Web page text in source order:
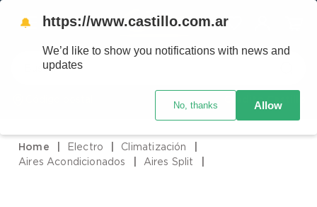
Buscar
Crédito Castillo
Electro
Climatización
Aires Acondicionados
Aires Split
2.
heladera
🔔 https://www.castillo.com.ar
We’d like to show you notifications with news and
updates
No, thanks Allow